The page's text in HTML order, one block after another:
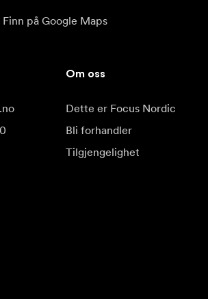
Finn på Google Maps
Om oss
Dette er Focus Nordic
Bli forhandler
Tilgjengelighet